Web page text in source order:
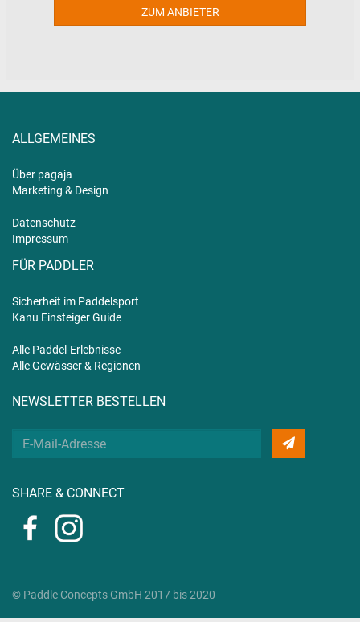
ZUM ANBIETER
ALLGEMEINES
Über pagaja
Marketing & Design
Datenschutz
Impressum
FÜR PADDLER
Sicherheit im Paddelsport
Kanu Einsteiger Guide
Alle Paddel-Erlebnisse
Alle Gewässer & Regionen
NEWSLETTER BESTELLEN
Deine
SHARE & CONNECT
© Paddle Concepts GmbH 2017 bis 2020